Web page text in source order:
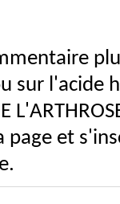
sur l'acide
page et